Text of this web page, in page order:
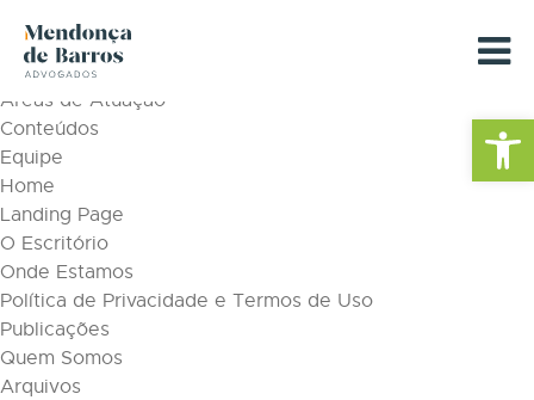
Barra de
Páginas
Áreas de Atuação
Conteúdos
Equipe
Home
Landing Page
O Escritório
Onde Estamos
Política de Privacidade e Termos de Uso
Publicações
Quem Somos
Arquivos